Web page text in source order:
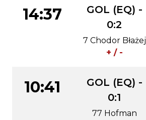
14:37
GOL (EQ) -
0:2
7 Chodor Błażej
+ / -
10:41
GOL (EQ) -
0:1
77 Hofman